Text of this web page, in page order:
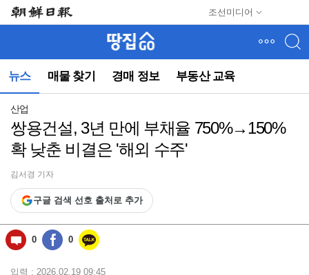
조선미디어
뉴스 매물 찾기 경매 정보 부동산 교육
뉴
(컨
동)
산업
쌍용건설, 3년 만에 부채율 750%→150%
확 낮춘 비결은 '해외 수주'
김서경 기자
구글 검색 선호 출처로 추가
0 0
입력 : 2026.02.19 09:45